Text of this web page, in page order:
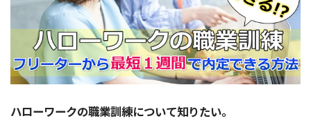
ハローワークの職業訓練について知りたい。